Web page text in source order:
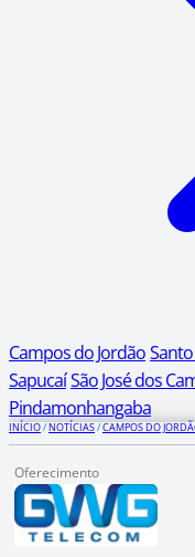
Campos do Jordão
SapucaíSão José dos
Pindamonhangaba
INÍCIO/NOTÍCIAS/CAMPOS DO
Oferecimento